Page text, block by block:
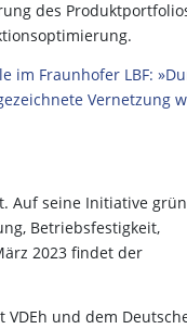
des
im Fraunhofer LBF:
Vernetzung
Auf seine Initiative
Betriebsfestigkeit,
2023 findet der
und dem